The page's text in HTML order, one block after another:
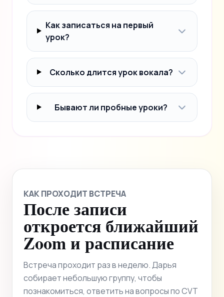
Как записаться на первый
урок?
Сколько длится урок вокала?
Бывают ли пробные уроки?
КАК ПРОХОДИТ ВСТРЕЧА
После записи
откроется ближайший
Zoom и расписание
Встреча проходит раз в неделю. Дарья
собирает небольшую группу, чтобы
познакомиться, ответить на вопросы по CVT